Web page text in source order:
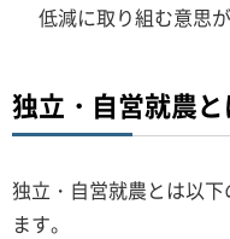
低減に取り組む意思
独立・自営就農
独立・自営就農とは以
ます。